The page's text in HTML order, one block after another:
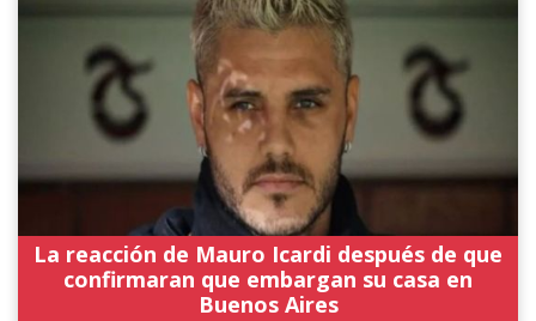
La reacción de Mauro Icardi después de que
confirmaran que embargan su casa en
Buenos Aires